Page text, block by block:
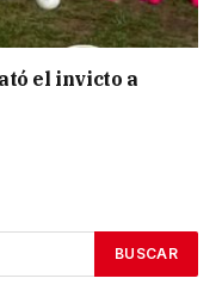
el invicto a